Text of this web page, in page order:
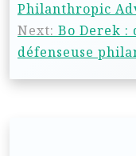
Philanthropic
Next: Bo Derek :
défenseuse